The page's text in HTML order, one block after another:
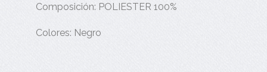
Composición: POLIESTER 100%
Colores: Negro